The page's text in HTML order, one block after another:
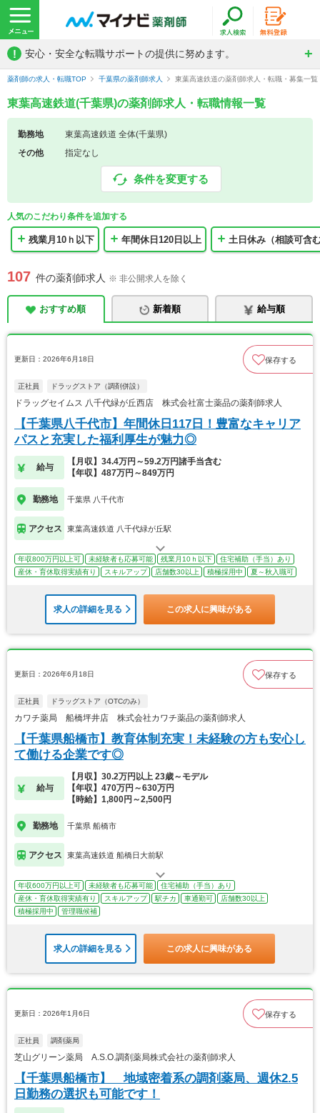
! 安心・安全な転職サポートの提供に努めます。
薬剤師の求人・転職TOP 千葉県の薬剤師求人 東葉高速鉄道の薬剤師求人・転職・募集一覧
東葉高速鉄道(千葉県)の薬剤師求人・転職情報一覧
勤務地
東葉高速鉄道 全体(千葉県)
その他
指定なし
条件を変更する
人気のこだわり条件を追加する
残業月10ｈ以下 年間休日120日以上 土日休み（相談可含
107 件の薬剤師求人 ※ 非公開求人を除く
おすすめ順 新着順 給与順
更新日：2026年6月18日 保存する
正社員 ドラッグストア（調剤併設）
ドラッグセイムス 八千代緑が丘西店 株式会社富士薬品の薬剤師求人
【千葉県八千代市】年間休日117日！豊富なキャリア
パスと充実した福利厚生が魅力◎
給与
【月収】34.4万円～59.2万円諸手当含む
【年収】487万円～849万円
勤務地 千葉県 八千代市
アクセス 東葉高速鉄道 八千代緑が丘駅
年収800万円以上可 未経験者も応募可能 残業月10ｈ以下
住宅補助（手当）あり
産休・育休取得実績有り
スキルアップ 店舗数30以上 積極採用中 夏～秋入職可
求人の詳細を見る この求人に興味がある
更新日：2026年6月18日 保存する
正社員 ドラッグストア（OTCのみ）
カワチ薬局 船橋坪井店 株式会社カワチ薬品の薬剤師求人
【千葉県船橋市】教育体制充実！未経験の方も安心し
て働ける企業です◎
給与
【月収】30.2万円以上 23歳～モデル
【年収】470万円～630万円
【時給】1,800円～2,500円
勤務地 千葉県 船橋市
アクセス 東葉高速鉄道 船橋日大前駅
年収600万円以上可 未経験者も応募可能
住宅補助（手当）あり
産休・育休取得実績有り
スキルアップ 駅チカ 車通勤可
店舗数30以上
積極採用中
管理職候補
求人の詳細を見る この求人に興味がある
更新日：2026年1月6日 保存する
正社員 調剤薬局
芝山グリーン薬局 A.S.O.調剤薬局株式会社の薬剤師求人
【千葉県船橋市】 地域密着系の調剤薬局、週休2.5
日勤務の選択も可能です！